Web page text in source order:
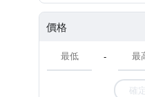
價格
-
確定